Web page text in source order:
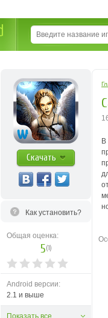
Скачать
Как установить?
Общая оценка:
5(1)
Android версии:
2.1 и выше
Показать все
В